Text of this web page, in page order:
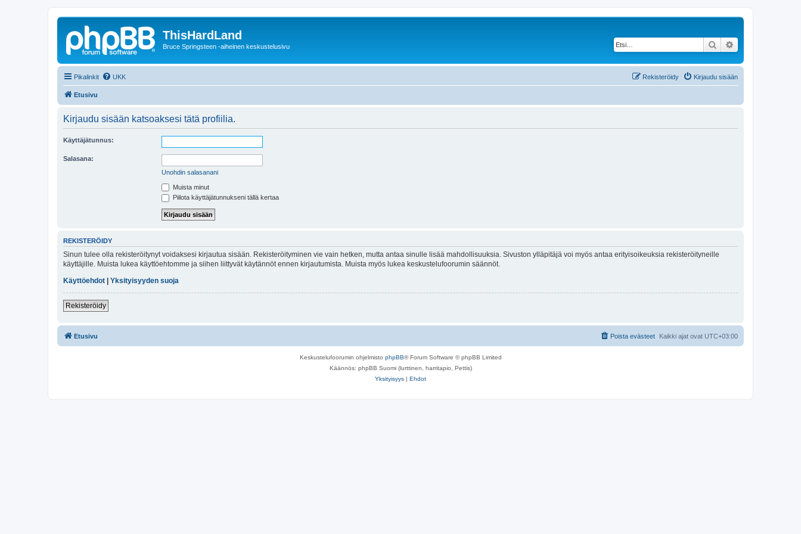
ThisHardLand
Bruce Springsteen -aiheinen keskustelusivu Etsi
Pikalinkit UKK Kirjaudu sisään
Rekisteröidy
Etusivu
Kirjaudu sisään katsoaksesi tätä profiilia.
Käyttäjätunnus:
Salasana:
Unohdin salasanani
Muista minut
Piilota käyttäjätunnukseni tällä kertaa
REKISTERÖIDY
Sinun tulee olla rekisteröitynyt voidaksesi kirjautua sisään. Rekisteröityminen vie vain hetken, mutta antaa sinulle lisää mahdollisuuksia. Sivuston ylläpitäjä voi myös antaa erityisoikeuksia rekisteröityneille
käyttäjille. Muista lukea käyttöehtomme ja siihen liittyvät käytännöt ennen kirjautumista. Muista myös lukea keskustelufoorumin säännöt.
Käyttöehdot
Yksityisyyden suoja
Rekisteröidy
Etusivu Kaikki ajat ovat UTC+03:00
Poista evästeet
Keskustelufoorumin ohjelmisto phpBB® Forum Software © phpBB Limited
Käännös: phpBB Suomi (lurttinen, harritapio, Pettis)
Yksityisyys | Ehdot